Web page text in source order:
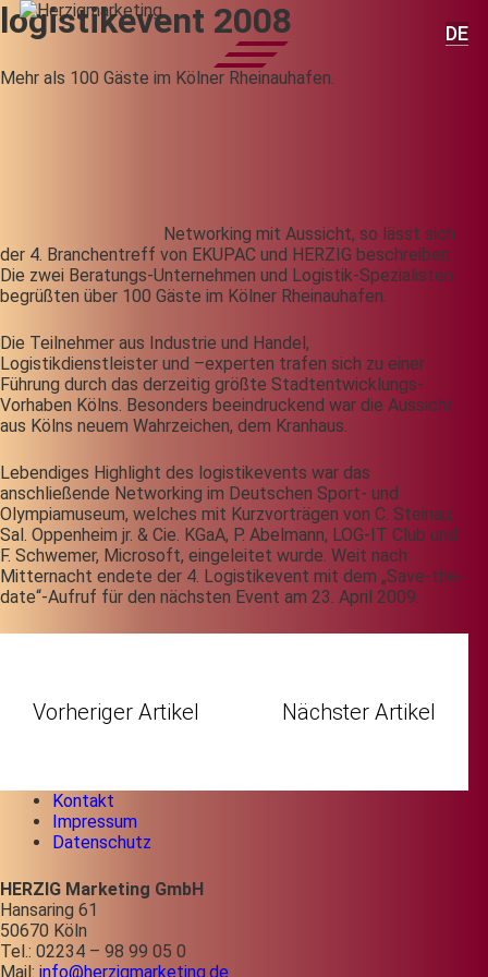
DE
logistikevent 2008
Mehr als 100 Gäste im Kölner Rheinauhafen.
Networking mit Aussicht, so lässt sich
der 4. Branchentreff von EKUPAC und HERZIG beschreiben.
Die zwei Beratungs-Unternehmen und Logistik-Spezialisten
begrüßten über 100 Gäste im Kölner Rheinauhafen.
Die Teilnehmer aus Industrie und Handel,
Logistikdienstleister und –experten trafen sich zu einer
Führung durch das derzeitig größte Stadtentwicklungs-
Vorhaben Kölns. Besonders beeindruckend war die Aussicht
aus Kölns neuem Wahrzeichen, dem Kranhaus.
Lebendiges Highlight des logistikevents war das
anschließende Networking im Deutschen Sport- und
Olympiamuseum, welches mit Kurzvorträgen von C. Steinau,
Sal. Oppenheim jr. & Cie. KGaA, P. Abelmann, LOG-IT Club und
F. Schwemer, Microsoft, eingeleitet wurde. Weit nach
Mitternacht endete der 4. Logistikevent mit dem „Save-the-
date“-Aufruf für den nächsten Event am 23. April 2009.
Vorheriger Artikel Nächster Artikel
Kontakt
Impressum
Datenschutz
HERZIG Marketing GmbH
Hansaring 61
50670 Köln
Tel.: 02234 – 98 99 05 0
Mail: info@herzigmarketing.de